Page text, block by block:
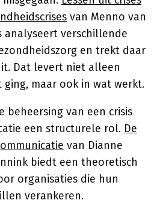
van Menno van
analyseert verschillende
en trekt daar
Dat levert niet alleen
maar ook in wat werkt.
beheersing van een crisis
een structurele rol. De
van Dianne
biedt een theoretisch
organisaties die hun
verankeren.